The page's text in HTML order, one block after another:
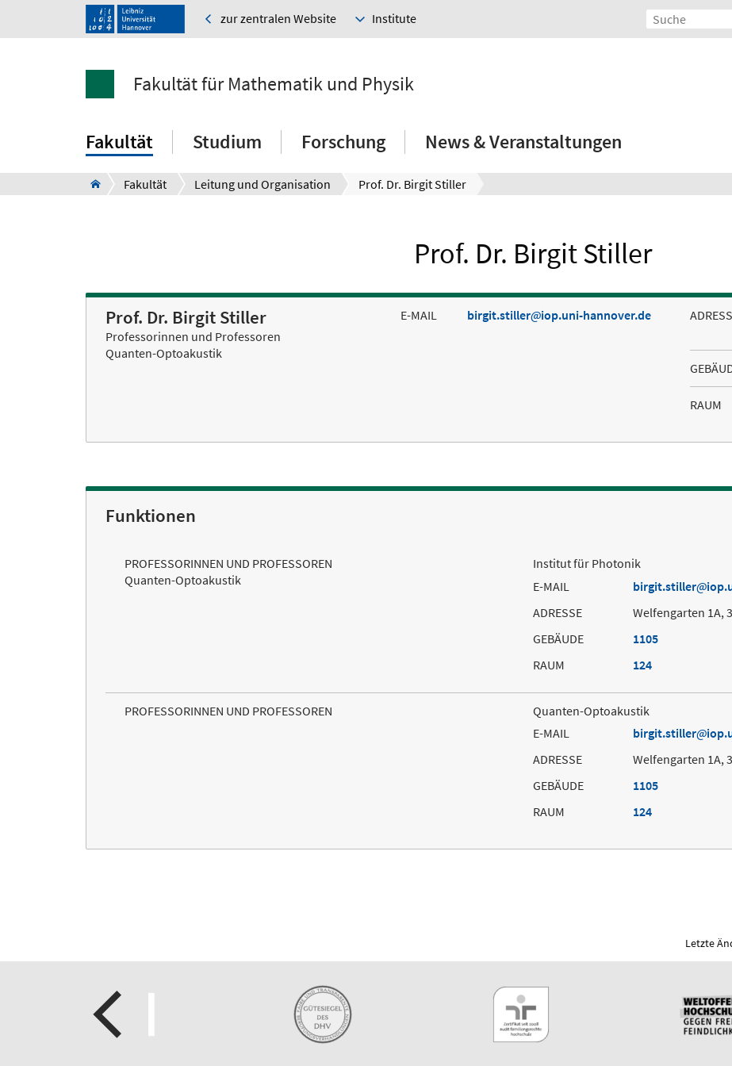
zur zentralen Website Institute
Fakultät für Mathematik und Physik
Fakultät Studium Forschung News & Veranstaltungen
Fakultät Leitung und Organisation Prof. Dr. Birgit Stiller
Prof. Dr. Birgit Stiller
Prof. Dr. Birgit Stiller
Professorinnen und Professoren
Quanten-Optoakustik
E-MAIL birgit.stiller iop.uni-hannover.de
RAUM
Funktionen
PROFESSORINNEN UND PROFESSOREN
Quanten-Optoakustik
Institut für Photonik
E-MAIL
birgit.stiller
ADRESSE
Welfengarten 1A,
GEBÄUDE
1105
RAUM
124
PROFESSORINNEN UND PROFESSOREN
Quanten-Optoakustik
E-MAIL
birgit.stiller
ADRESSE
Welfengarten 1A,
GEBÄUDE
1105
RAUM
124
Letzte